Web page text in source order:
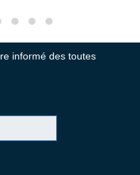
informé des toutes